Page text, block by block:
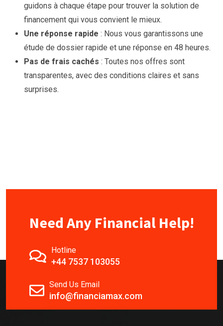
guidons à chaque étape pour trouver la solution de
financement qui vous convient le mieux.
Une réponse rapide : Nous vous garantissons une
étude de dossier rapide et une réponse en 48 heures.
Pas de frais cachés : Toutes nos offres sont
transparentes, avec des conditions claires et sans
surprises.
Need Any Financial Help!
Hotline
+44 7537 103055
Send Us Email
info@financiamax.com